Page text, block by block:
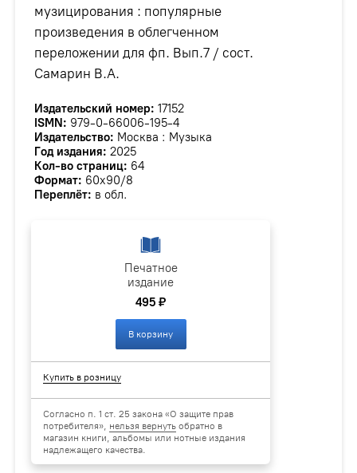
музицирования : популярные
произведения в облегченном
переложении для фп. Вып.7 / сост.
Самарин В.А.
Издательский номер: 17152
ISMN: 979-0-66006-195-4
Издательство: Москва : Музыка
Год издания: 2025
Кол-во страниц: 64
Формат: 60х90/8
Переплёт: в обл.
Печатное
издание
495 ₽
В корзину
Купить в розницу
Согласно п. 1 ст. 25 закона «О защите прав
потребителя», нельзя вернуть обратно в
магазин книги, альбомы или нотные издания
надлежащего качества.